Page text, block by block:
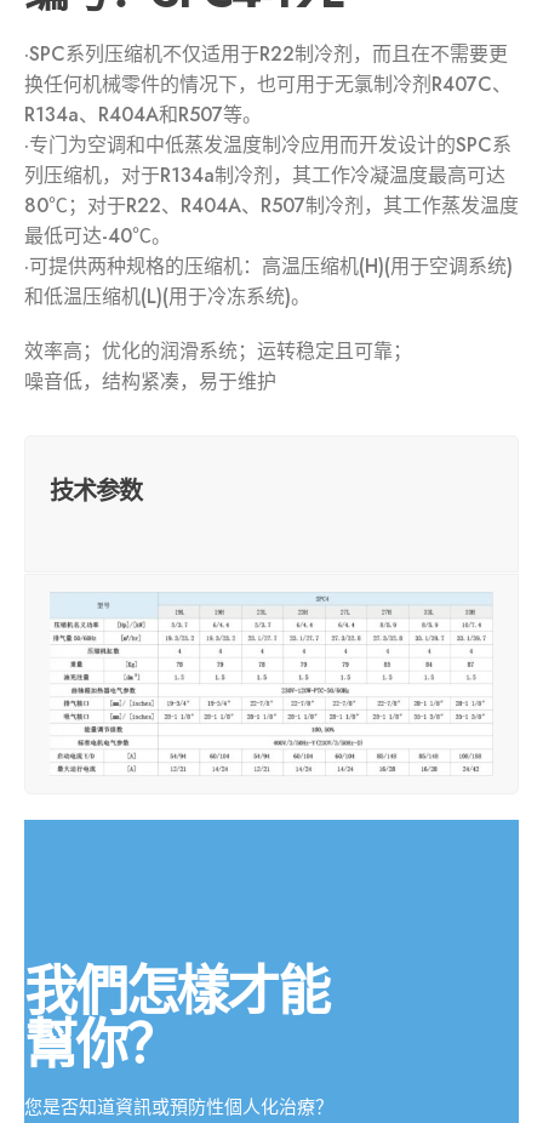
·SPC系列压缩机不仅适用于R22制冷剂，而且在不需要更
换任何机械零件的情况下，也可用于无氯制冷剂R407C、
R134a、R404A和R507等。
·专门为空调和中低蒸发温度制冷应用而开发设计的SPC系
列压缩机，对于R134a制冷剂，其工作冷凝温度最高可达
80℃；对于R22、R404A、R507制冷剂，其工作蒸发温度
最低可达-40℃。
·可提供两种规格的压缩机：高温压缩机(H)(用于空调系统)
和低温压缩机(L)(用于冷冻系统)。
效率高；优化的润滑系统；运转稳定且可靠；
噪音低，结构紧凑，易于维护
技术参数
我們怎樣才能
幫你？
您是否知道資訊或預防性個人化治療？